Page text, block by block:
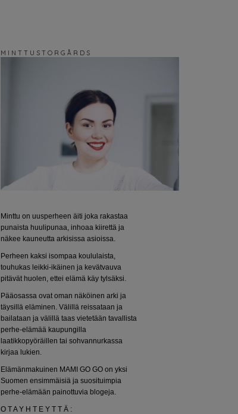
M I N T T U S T O R G Å R D S
Minttu on uusperheen äiti joka rakastaa
punaista huulipunaa, inhoaa kiirettä ja
näkee kauneutta arkisissa asioissa.
Perheen kaksi isompaa koululaista,
touhukas leikki-ikäinen ja kevätvauva
pitävät huolen, ettei elämä käy tylsäksi.
Pääosassa ovat oman näköinen arki ja
täysillä eläminen. Välillä reissataan ja
bailataan ja välillä taas vietetään tavallista
perhe-elämää kaupungilla
laatikkopyöräillen tai sohvannurkassa
kirjaa lukien.
Elämänmakuinen MAMI GO GO on yksi
Suomen ensimmäisiä ja suosituimpia
perhe-elämään painottuvia blogeja.
O T A Y H T E Y T T Ä :